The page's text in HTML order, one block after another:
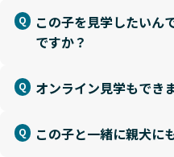
この子を見学したいん
ですか？
オンライン見学もでき
この子と一緒に親犬に